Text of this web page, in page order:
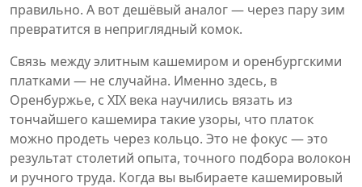
правильно. А вот дешёвый аналог — через пару зим
превратится в неприглядный комок.
Связь между элитным кашемиром и оренбургскими
платками — не случайна. Именно здесь, в
Оренбуржье, с XIX века научились вязать из
тончайшего кашемира такие узоры, что платок
можно продеть через кольцо. Это не фокус — это
результат столетий опыта, точного подбора волокон
и ручного труда. Когда вы выбираете кашемировый